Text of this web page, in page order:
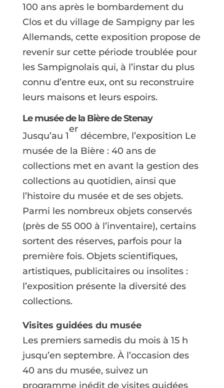
100 ans après le bombardement du
Clos et du village de Sampigny par les
Allemands, cette exposition propose de
revenir sur cette période troublée pour
les Sampignolais qui, à l’instar du plus
connu d’entre eux, ont su reconstruire
leurs maisons et leurs espoirs.
Le musée de la Bière de Stenay
Jusqu’au 1
er
décembre, l’exposition Le
musée de la Bière : 40 ans de
collections met en avant la gestion des
collections au quotidien, ainsi que
l’histoire du musée et de ses objets.
Parmi les nombreux objets conservés
(près de 55 000 à l’inventaire), certains
sortent des réserves, parfois pour la
première fois. Objets scientifiques,
artistiques, publicitaires ou insolites :
l’exposition présente la diversité des
collections.
Visites guidées du musée
Les premiers samedis du mois à 15 h
jusqu’en septembre. À l’occasion des
40 ans du musée, suivez un
programme inédit de visites guidées